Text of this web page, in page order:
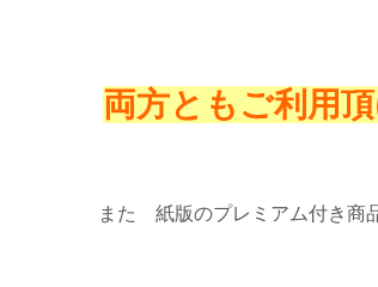
両方ともご利用
また 紙版のプレミアム付き商